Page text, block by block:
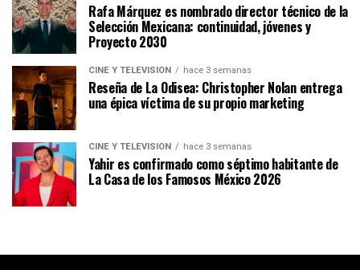
Rafa Márquez es nombrado director técnico de la
Selección Mexicana: continuidad, jóvenes y
Proyecto 2030
CINE Y TELEVISIÓN hace 3 semanas
Reseña de La Odisea: Christopher Nolan entrega
una épica víctima de su propio marketing
CINE Y TELEVISIÓN hace 3 semanas
Yahir es confirmado como séptimo habitante de
La Casa de los Famosos México 2026